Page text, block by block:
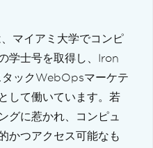
マイアミ大学でコンピ
学士号を取得し、Iron
ックWebOpsマーケテ
して働いています。若
グに惹かれ、コンピュ
かつアクセス可能なも